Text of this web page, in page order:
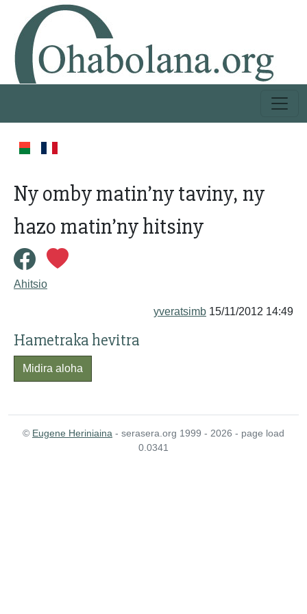
Ny omby matin’ny taviny, ny
hazo matin’ny hitsiny
Ahitsio
yveratsimb 15/11/2012 14:49
Hametraka hevitra
Midira aloha
© Eugene Heriniaina - serasera.org 1999 - 2026 - page load
0.0341